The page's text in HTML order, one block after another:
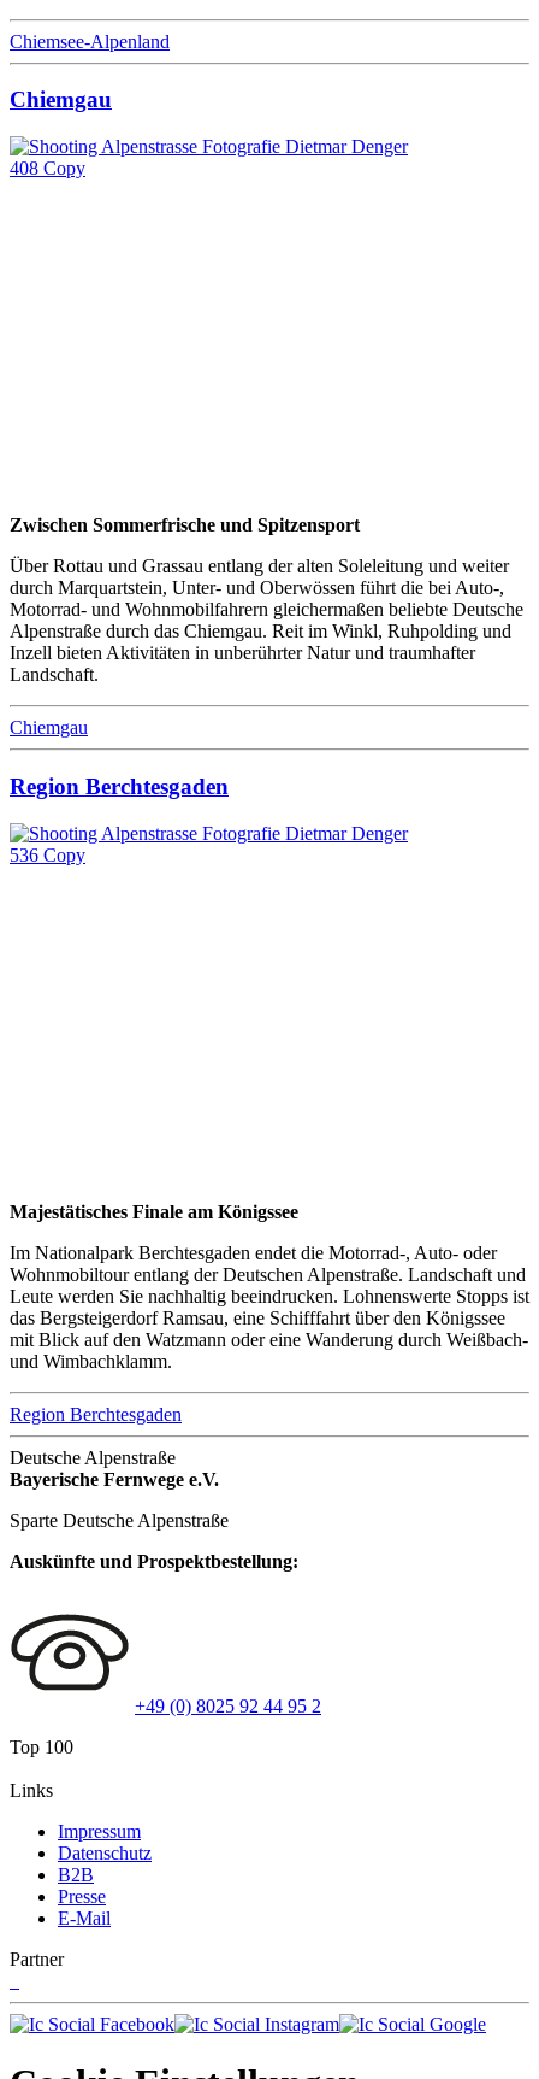
Chiemsee-Alpenland
Chiemgau
Zwischen Sommerfrische und Spitzensport
Über Rottau und Grassau entlang der alten Soleleitung und weiter
durch Marquartstein, Unter- und Oberwössen führt die bei Auto-,
Motorrad- und Wohnmobilfahrern gleichermaßen beliebte Deutsche
Alpenstraße durch das Chiemgau. Reit im Winkl, Ruhpolding und
Inzell bieten Aktivitäten in unberührter Natur und traumhafter
Landschaft.
Chiemgau
Region Berchtesgaden
Majestätisches Finale am Königssee
Im Nationalpark Berchtesgaden endet die Motorrad-, Auto- oder
Wohnmobiltour entlang der Deutschen Alpenstraße. Landschaft und
Leute werden Sie nachhaltig beeindrucken. Lohnenswerte Stopps ist
das Bergsteigerdorf Ramsau, eine Schifffahrt über den Königssee
mit Blick auf den Watzmann oder eine Wanderung durch Weißbach-
und Wimbachklamm.
Region Berchtesgaden
Deutsche Alpenstraße
Bayerische Fernwege e.V.
Sparte Deutsche Alpenstraße
Auskünfte und Prospektbestellung:
+49 (0) 8025 92 44 95 2
Top 100
Links
Impressum
Datenschutz
B2B
Presse
E-Mail
Partner